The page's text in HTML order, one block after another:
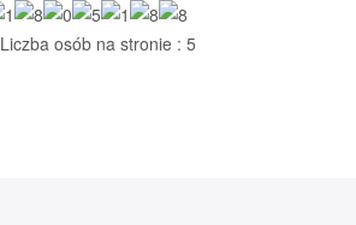
Liczba osób na stronie : 5